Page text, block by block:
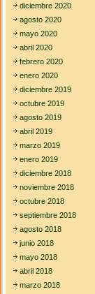
diciembre 2020
agosto 2020
mayo 2020
abril 2020
febrero 2020
enero 2020
diciembre 2019
octubre 2019
agosto 2019
abril 2019
marzo 2019
enero 2019
diciembre 2018
noviembre 2018
octubre 2018
septiembre 2018
agosto 2018
junio 2018
mayo 2018
abril 2018
marzo 2018